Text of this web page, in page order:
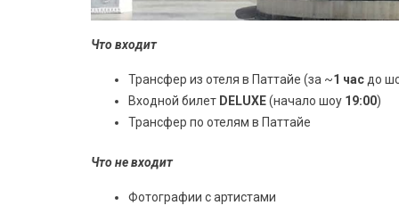
Что входит
Трансфер из отеля в Паттайе (за ~1 часдо
Входной билет DELUXE(начало шоу 19:00)
Трансфер по отелям в Паттайе
Что не входит
Фотографии с артистами